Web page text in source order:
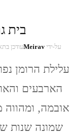
בית
על-ידי Meiravעודכן
עלילת הרומן
הארבעים
אובמה, ומהווה
שמונה שנות